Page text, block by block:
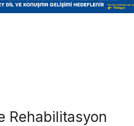
Rehabilitasyon